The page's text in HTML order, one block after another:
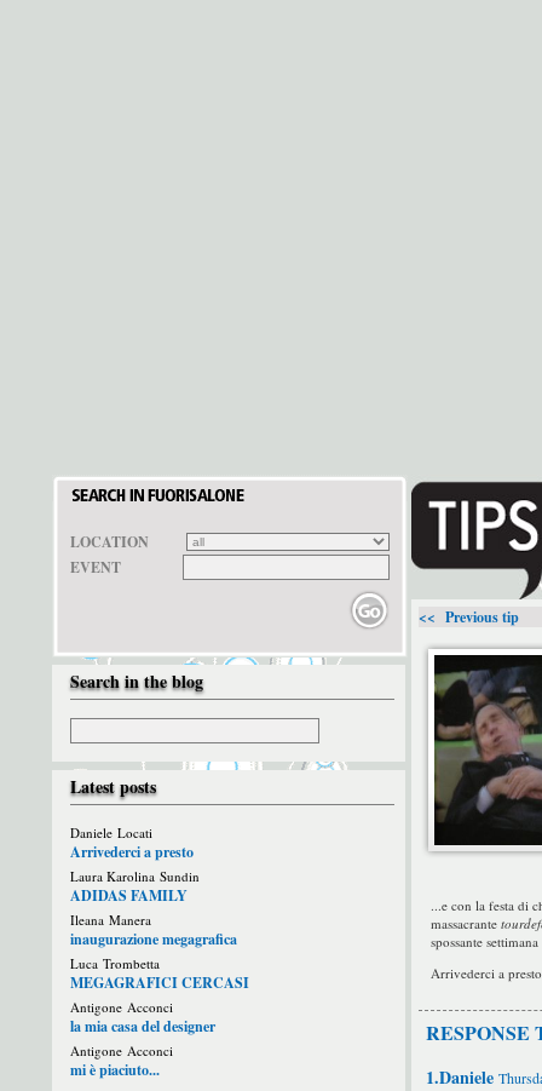
LOCATION
EVENT
Search in the blog
Latest posts
Daniele Locati
Arrivederci a presto
Laura Karolina Sundin
ADIDAS FAMILY
Ileana Manera
inaugurazione megagrafica
Luca Trombetta
MEGAGRAFICI CERCASI
Antigone Acconci
la mia casa del designer
Antigone Acconci
mi è piaciuto...
<< Previous tip
...e con la festa di
massacrante
spossante
Arrivederci a
RESPONSE
1.Daniele